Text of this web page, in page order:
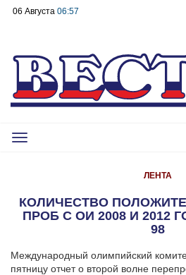
06 Августа 06:57
Toggle
ЛЕНТА
КОЛИЧЕСТВО
ПРОБ С ОИ 2008 И 2012
98
Международный олимпийский
пятницу отчет о второй волне